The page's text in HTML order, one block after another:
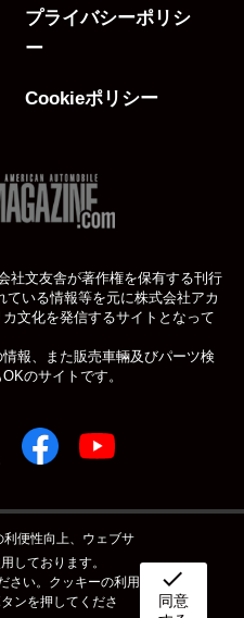
プライバシーポリシ
ー
Cookieポリシー
社文友舎が著作権を保有する刊行
ている情報等を元に株式会社アカ
文化を発信するサイトとなって
報、また販売車輛及びパーツ検
のサイトです。
マガジン公式WEBサイト
ー カスタム&メンテナンス
便性向上、ウェブサ
しております。
さい。クッキーの利用
ンを押してくださ
check
同意